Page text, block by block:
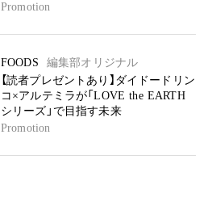
Promotion
FOODS
編集部オリジナル
【読者プレゼントあり】ダイドードリン
コ×アルテミラが「LOVE the EARTH
シリーズ」で目指す未来
Promotion